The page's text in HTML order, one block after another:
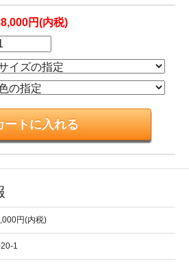
円(内税)
円(内税)
1